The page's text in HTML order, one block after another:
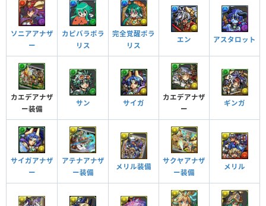
ソニアアナザ
ー
カピバラポラ
リス
完全覚醒ポラ
リス
エン アスタロット
カエデアナザ
ー装備
サン サイガ
カエデアナザ
ー
ギンガ
サイガアナザ
ー
アテナアナザ
ー装備
メリル装備
サクヤアナザ
ー装備
メリル